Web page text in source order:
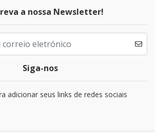
a nossa Newsletter!
Siga-nos
adicionar seus links de redes sociais